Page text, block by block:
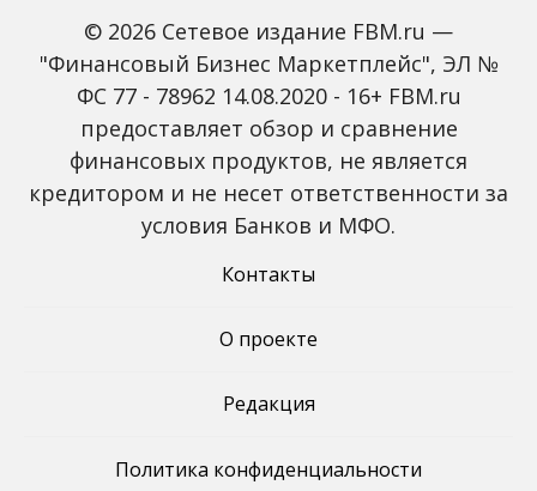
Объем наличных у
россиян в июле вырос
на 43%: что стоит за
рекордным спросом на
С 2027 года ИНН станет
банковских счетов
россиян: что изменится
© 2026 Сетевое издание FBM.ru —
"Финансовый Бизнес Маркетплейс", ЭЛ №
ФС 77 - 78962 14.08.2020 - 16+ FBM.ru
предоставляет обзор и сравнение
финансовых продуктов, не является
кредитором и не несет ответственности за
условия Банков и МФО.
Контакты
О проекте
Редакция
Политика конфиденциальности